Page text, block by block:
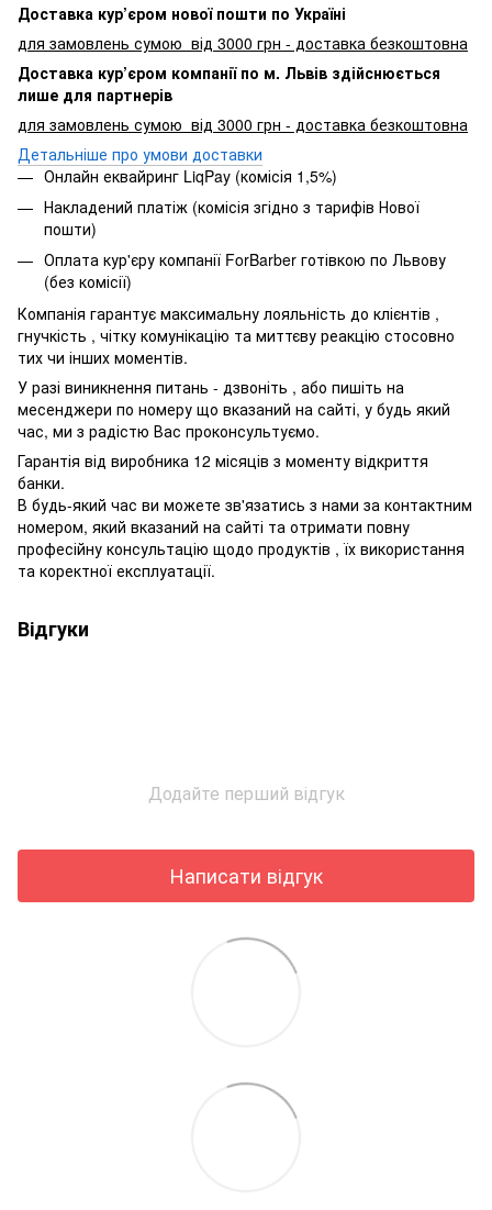
Доставка кур’єром нової пошти по Україні
для замовлень сумою від 3000 грн - доставка безкоштовна
Доставка кур’єром компанії по м. Львів здійснюється
лише для партнерів
для замовлень сумою від 3000 грн - доставка безкоштовна
Детальніше про умови доставки
Онлайн еквайринг LiqPay (комісія 1,5%)
Накладений платіж (комісія згідно з тарифів Нової
пошти)
Оплата кур'єру компанії ForBarber готівкою по Львову
(без комісії)
Компанія гарантує максимальну лояльність до клієнтів ,
гнучкість , чітку комунікацію та миттєву реакцію стосовно
тих чи інших моментів.
У разі виникнення питань - дзвоніть , або пишіть на
месенджери по номеру що вказаний на сайті, у будь який
час, ми з радістю Вас проконсультуємо.
Гарантія від виробника 12 місяців з моменту відкриття
банки.
В будь-який час ви можете зв'язатись з нами за контактним
номером, який вказаний на сайті та отримати повну
професійну консультацію щодо продуктів , їх використання
та коректної експлуатації.
Відгуки
Додайте перший відгук
Написати відгук